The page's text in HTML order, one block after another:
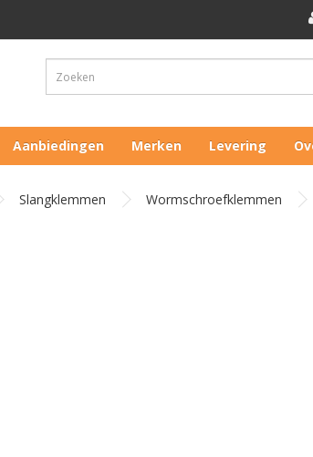
Aanbiedingen Merken Levering
Slangklemmen Wormschroefklemmen